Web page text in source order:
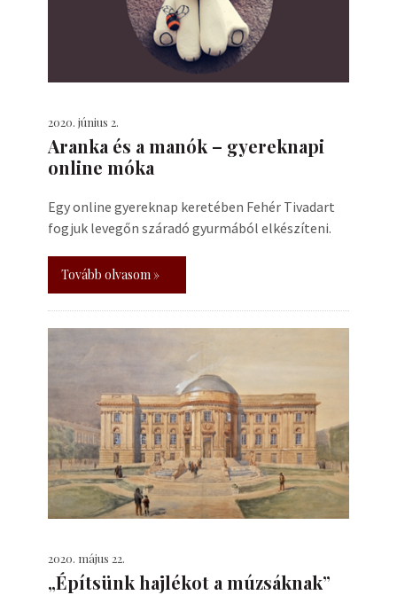
2020. június 2.
Aranka és a manók – gyereknapi
online móka
Egy online gyereknap keretében Fehér Tivadart
fogjuk levegőn száradó gyurmából elkészíteni.
Tovább olvasom »
2020. május 22.
„Építsünk hajlékot a múzsáknak”